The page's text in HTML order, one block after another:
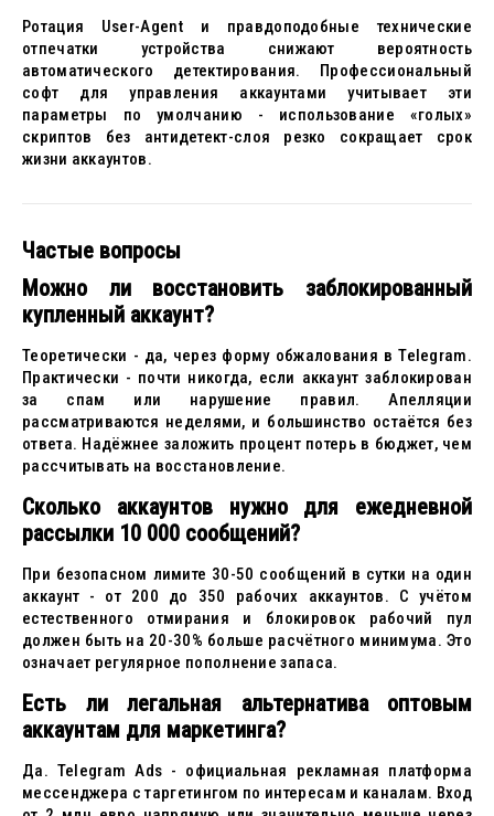
Ротация User-Agent и правдоподобные технические
отпечатки устройства снижают вероятность
автоматического детектирования. Профессиональный
софт для управления аккаунтами учитывает эти
параметры по умолчанию - использование «голых»
скриптов без антидетект-слоя резко сокращает срок
жизни аккаунтов.
Частые вопросы
Можно ли восстановить заблокированный
купленный аккаунт?
Теоретически - да, через форму обжалования в Telegram.
Практически - почти никогда, если аккаунт заблокирован
за спам или нарушение правил. Апелляции
рассматриваются неделями, и большинство остаётся без
ответа. Надёжнее заложить процент потерь в бюджет, чем
рассчитывать на восстановление.
Сколько аккаунтов нужно для ежедневной
рассылки 10 000 сообщений?
При безопасном лимите 30-50 сообщений в сутки на один
аккаунт - от 200 до 350 рабочих аккаунтов. С учётом
естественного отмирания и блокировок рабочий пул
должен быть на 20-30% больше расчётного минимума. Это
означает регулярное пополнение запаса.
Есть ли легальная альтернатива оптовым
аккаунтам для маркетинга?
Да. Telegram Ads - официальная рекламная платформа
мессенджера с таргетингом по интересам и каналам. Вход